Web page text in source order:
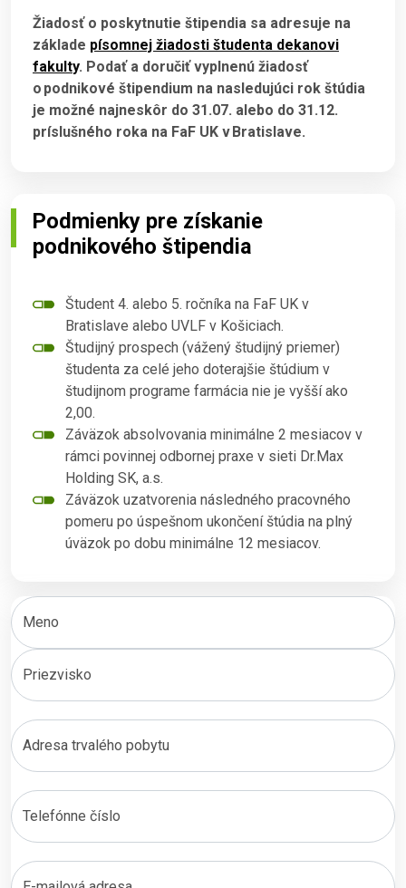
Žiadosť o poskytnutie štipendia sa adresuje na
základe písomnej žiadosti študenta dekanovi
fakulty. Podať a doručiťvyplnenú žiadosť
o podnikové štipendium na nasledujúci rok štúdia
je možné najneskôr do 31.07. alebo do 31.12.
príslušného roka na FaF UK v Bratislave.
Podmienky pre získanie
podnikového štipendia
Študent 4. alebo 5. ročníka na FaF UK v
Bratislave alebo UVLF v Košiciach.
Študijný prospech (vážený študijný priemer)
študenta za celé jeho doterajšie štúdium v
študijnom programe farmácia nie je vyšší ako
2,00.
Záväzok absolvovania minimálne 2 mesiacov v
rámci povinnej odbornej praxe v sieti Dr.Max
Holding SK, a.s.
Záväzok uzatvorenia následného pracovného
pomeru po úspešnom ukončení štúdia na plný
úväzok po dobu minimálne 12 mesiacov.
Meno
Priezvisko
Adresa trvalého pobytu
Telefónne číslo